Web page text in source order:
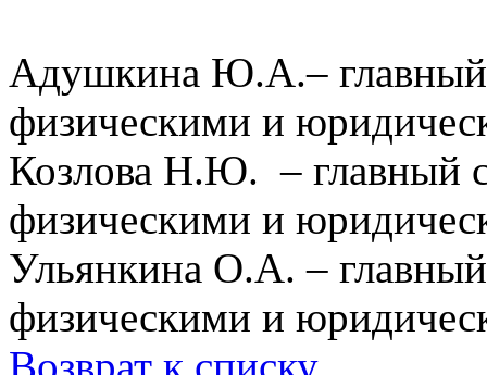
Адушкина Ю.А.– главный
физическими и
Козлова Н.Ю. – главный
физическими и
Ульянкина О.А. – главный
физическими и